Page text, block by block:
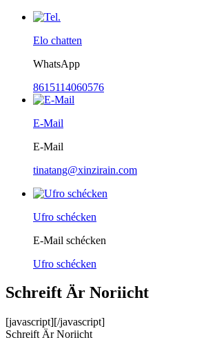
Elo chatten
WhatsApp
8615114060576
E-Mail
E-Mail
tinatang@xinzirain.com
Ufro schécken
E-Mail schécken
Ufro schécken
Schreift Är Noriicht
[javascript][/javascript]
Schreift Är Noriicht